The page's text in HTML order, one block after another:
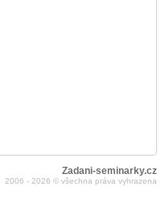
Zadani-seminarky.cz
2006 - 2026 © všechna práva vyhrazena